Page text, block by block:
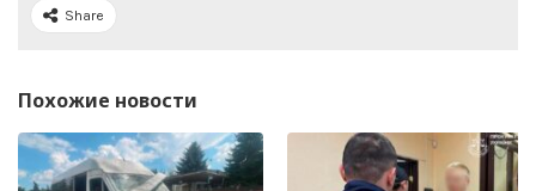
Share
Похожие новости